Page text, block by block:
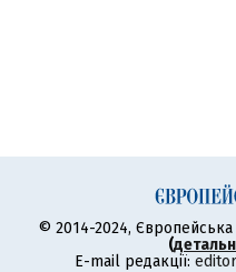
© 2014-2024,
(
E-mail редакції: